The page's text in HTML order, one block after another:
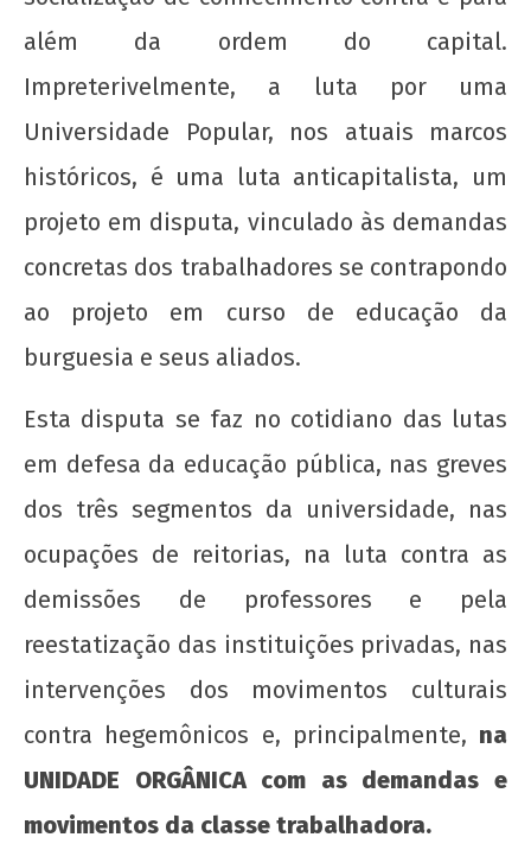
além da ordem do capital.
Impreterivelmente, a luta por uma
Universidade Popular, nos atuais marcos
históricos, é uma luta anticapitalista, um
projeto em disputa, vinculado às demandas
concretas dos trabalhadores se contrapondo
ao projeto em curso de educação da
burguesia e seus aliados.
Esta disputa se faz no cotidiano das lutas
em defesa da educação pública, nas greves
dos três segmentos da universidade, nas
ocupações de reitorias, na luta contra as
demissões de professores e pela
reestatização das instituições privadas, nas
intervenções dos movimentos culturais
contra hegemônicos e, principalmente, na
UNIDADE ORGÂNICA com as demandas e
movimentos da classe trabalhadora.